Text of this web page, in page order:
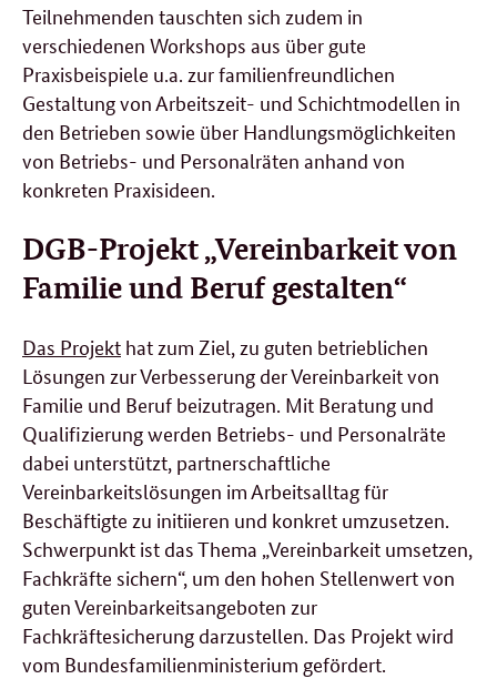
Teilnehmenden tauschten sich zudem in
verschiedenen Workshops aus über gute
Praxisbeispiele u.a. zur familienfreundlichen
Gestaltung von Arbeitszeit- und Schichtmodellen in
den Betrieben sowie über Handlungsmöglichkeiten
von Betriebs- und Personalräten anhand von
konkreten Praxisideen.
DGB-Projekt „Vereinbarkeit von
Familie und Beruf gestalten“
Das Projekt hat zum Ziel, zu guten betrieblichen
Lösungen zur Verbesserung der Vereinbarkeit von
Familie und Beruf beizutragen. Mit Beratung und
Qualifizierung werden Betriebs- und Personalräte
dabei unterstützt, partnerschaftliche
Vereinbarkeitslösungen im Arbeitsalltag für
Beschäftigte zu initiieren und konkret umzusetzen.
Schwerpunkt ist das Thema „Vereinbarkeit umsetzen,
Fachkräfte sichern“, um den hohen Stellenwert von
guten Vereinbarkeitsangeboten zur
Fachkräftesicherung darzustellen. Das Projekt wird
vom Bundesfamilienministerium gefördert.